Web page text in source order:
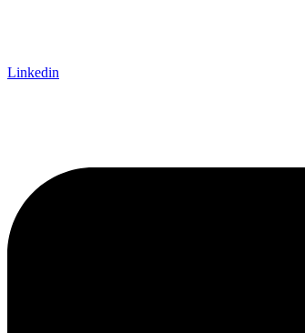
Lin­ke­din